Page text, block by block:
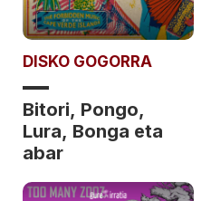
DISKO GOGORRA
Bitori, Pongo,
Lura, Bonga eta
abar